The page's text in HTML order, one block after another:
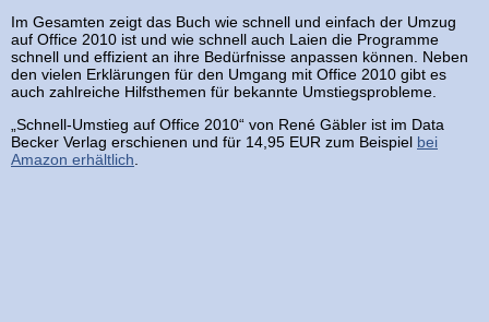
Im Gesamten zeigt das Buch wie schnell und einfach der Umzug
auf Office 2010 ist und wie schnell auch Laien die Programme
schnell und effizient an ihre Bedürfnisse anpassen können. Neben
den vielen Erklärungen für den Umgang mit Office 2010 gibt es
auch zahlreiche Hilfsthemen für bekannte Umstiegsprobleme.
„Schnell-Umstieg auf Office 2010“ von René Gäbler ist im Data
Becker Verlag erschienen und für 14,95 EUR zum Beispiel bei
Amazon erhältlich